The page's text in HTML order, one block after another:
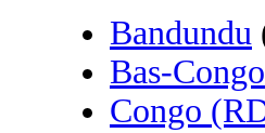
Bandundu
Bas-Congo
Congo